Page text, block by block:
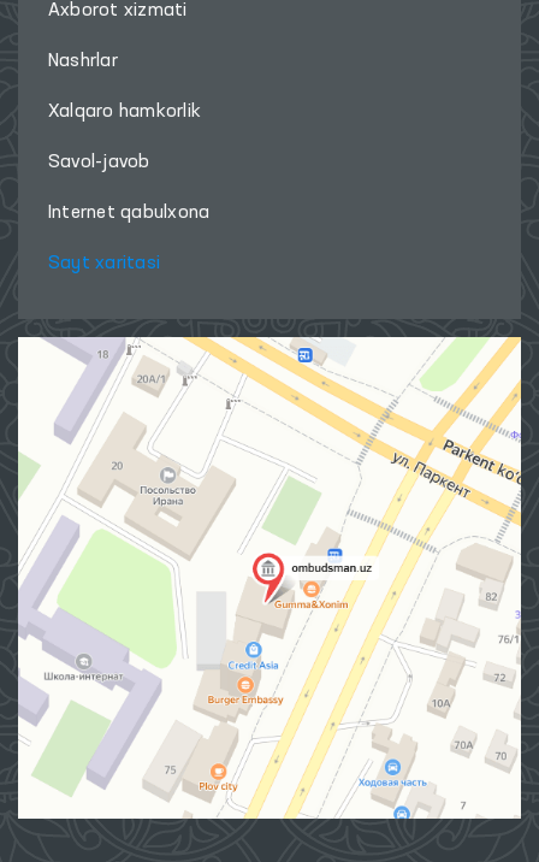
Axborot xizmati
Nashrlar
Xalqaro hamkorlik
Savol-javob
Internet qabulxona
Sayt xaritasi